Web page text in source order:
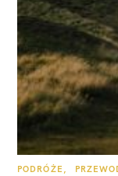
K
PODRÓŻE